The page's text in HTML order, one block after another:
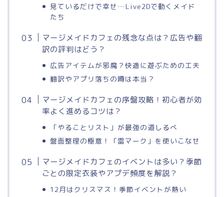
見ているだけで幸せ…Live2Dで動くメイド
たち
マージメイドカフェの残念な点は？広告や翻
訳の評判はどう？
広告アイテムが邪魔？快適に遊ぶための工夫
翻訳やアプリ落ちの噂は本当？
マージメイドカフェの序盤攻略！初心者が効
率よく進めるコツは？
「やることリスト」が最強の道しるべ
盤面整理の極意！「雷マーク」を使いこなせ
マージメイドカフェのイベントは多い？季節
ごとの限定衣装やアプデ頻度を解説？
12月はクリスマス！季節イベントが熱い